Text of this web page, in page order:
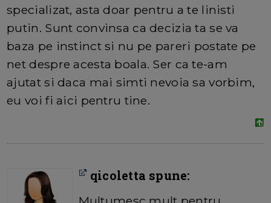
specializat, asta doar pentru a te linisti
putin. Sunt convinsa ca decizia ta se va
baza pe instinct si nu pe pareri postate pe
net despre acesta boala. Ser ca te-am
ajutat si daca mai simti nevoia sa vorbim,
eu voi fi aici pentru tine.
qicoletta spune: